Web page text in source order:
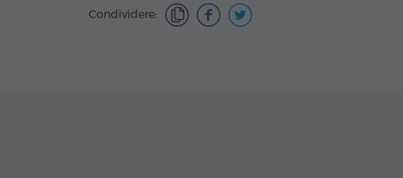
Condividere: